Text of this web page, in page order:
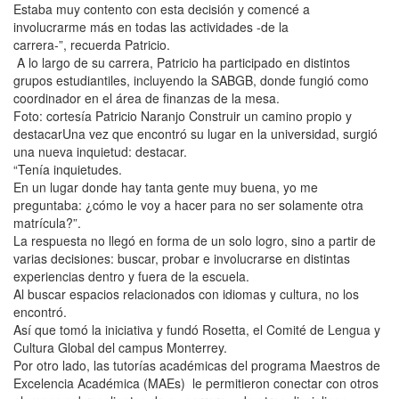
Estaba muy contento con esta decisión y comencé a
involucrarme más en todas las actividades -de la
carrera-”, recuerda Patricio.
A lo largo de su carrera, Patricio ha participado en distintos
grupos estudiantiles, incluyendo la SABGB, donde fungió como
coordinador en el área de finanzas de la mesa.
Foto: cortesía Patricio Naranjo Construir un camino propio y
destacarUna vez que encontró su lugar en la universidad, surgió
una nueva inquietud: destacar.
“Tenía inquietudes.
En un lugar donde hay tanta gente muy buena, yo me
preguntaba: ¿cómo le voy a hacer para no ser solamente otra
matrícula?”.
La respuesta no llegó en forma de un solo logro, sino a partir de
varias decisiones: buscar, probar e involucrarse en distintas
experiencias dentro y fuera de la escuela.
Al buscar espacios relacionados con idiomas y cultura, no los
encontró.
Así que tomó la iniciativa y fundó Rosetta, el Comité de Lengua y
Cultura Global del campus Monterrey.
Por otro lado, las tutorías académicas del programa Maestros de
Excelencia Académica (MAEs) le permitieron conectar con otros